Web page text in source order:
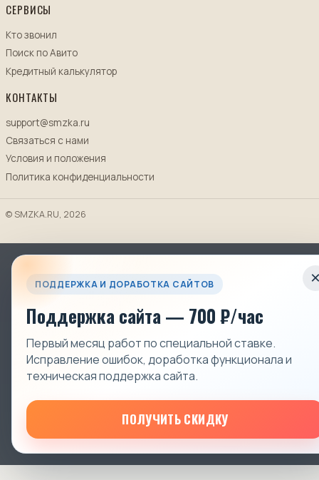
СЕРВИСЫ
Кто звонил
Поиск по Авито
Кредитный калькулятор
КОНТАКТЫ
support@smzka.ru
Связаться с нами
Условия и положения
Политика конфиденциальности
© SMZKA.RU, 2026
ПОДДЕРЖКА И ДОРАБОТКА САЙТОВ
Поддержка сайта — 700 ₽/час
Первый месяц работ по специальной ставке.
Исправление ошибок, доработка функционала и
техническая поддержка сайта.
ПОЛУЧИТЬ СКИДКУ